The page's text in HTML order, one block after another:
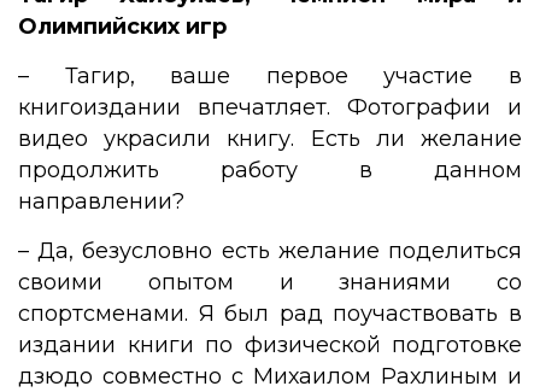
Олимпийских игр
– Тагир, ваше первое участие в
книгоиздании впечатляет. Фотографии и
видео украсили книгу. Есть ли желание
продолжить работу в данном
направлении?
– Да, безусловно есть желание поделиться
своими опытом и знаниями со
спортсменами. Я был рад поучаствовать в
издании книги по физической подготовке
дзюдо совместно с Михаилом Рахлиным и